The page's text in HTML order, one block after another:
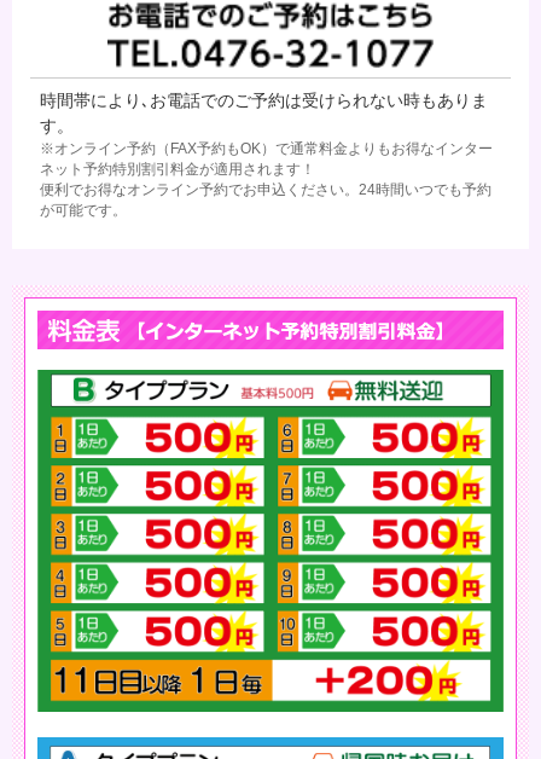
時間帯により､お電話でのご予約は受けられない時もありま
す。
※オンライン予約（FAX予約もOK）で通常料金よりもお得なインター
ネット予約特別割引料金が適用されます！
便利でお得なオンライン予約でお申込ください。24時間いつでも予約
が可能です。